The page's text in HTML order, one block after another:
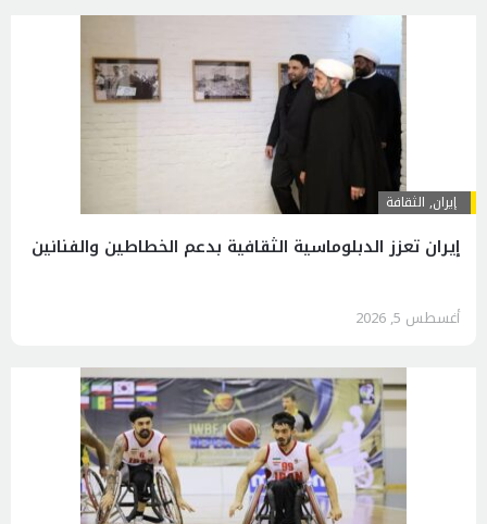
إيران, الثقافة
إيران تعزز الدبلوماسية الثقافية بدعم الخطاطين والفنانين
أغسطس 5, 2026